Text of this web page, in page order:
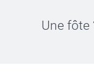
Une fôte